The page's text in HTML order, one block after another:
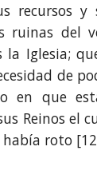
recursos y
ruinas del
la Igle­sia;
de
en que
Reinos el
roto